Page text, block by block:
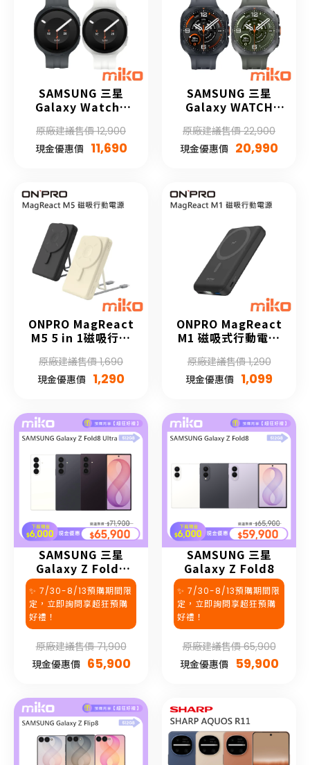
SAMSUNG 三星
Galaxy Watch9
原廠建議售價 12,900
現金優惠價 11,690
SAMSUNG 三星
Galaxy WATCH
原廠建議售價 22,900
現金優惠價 20,990
ONPRO MagReact
M5 5 in 1磁吸行動
原廠建議售價 1,690
現金優惠價 1,290
ONPRO MagReact
M1 磁吸式行動電源
原廠建議售價 1,290
現金優惠價 1,099
SAMSUNG 三星
Galaxy Z Fold8
Ultra
✨ 7/30-8/13預購期間限
定，立即詢問享超狂預購
好禮！
原廠建議售價 71,900
現金優惠價 65,900
SAMSUNG 三星
Galaxy Z Fold8
✨ 7/30-8/13預購期間限
定，立即詢問享超狂預購
好禮！
原廠建議售價 65,900
現金優惠價
59,900